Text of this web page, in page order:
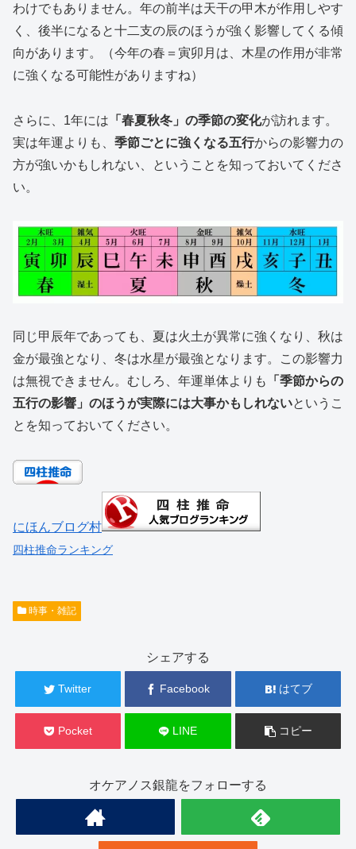
わけでもありません。年の前半は天干の甲木が作用しやす
く、後半になると十二支の辰のほうが強く影響してくる傾
向があります。（今年の春＝寅卯月は、木星の作用が非常
に強くなる可能性がありますね）
さらに、1年には 「春夏秋冬」の季節の変化が訪れます。
実は年運よりも、 季節ごとに強くなる五行からの影響力の
方が強いかもしれない、ということを知っておいてくださ
い。
同じ甲辰年であっても、夏は火土が異常に強くなり、秋は
金が最強となり、冬は水星が最強となります。この影響力
は無視できません。むしろ、年運単体よりも
「季節からの
五行の影響」のほうが実際には大事かもしれないというこ
とを知っておいてください。
にほんブログ村
四柱推命ランキング
時事・雑記
シェアする
Twitter Facebook はてブ
Pocket LINE コピー
オケアノス銀龍をフォローする